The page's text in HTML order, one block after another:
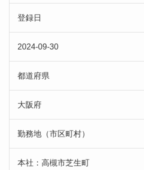
登録日
2024-09-30
都道府県
大阪府
勤務地（市区町村）
本社：高槻市芝生町